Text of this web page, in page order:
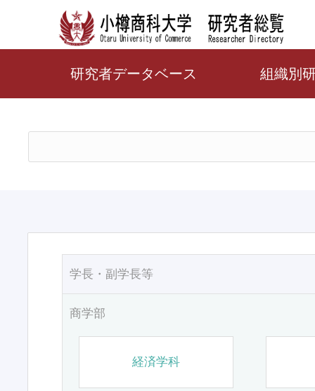
研究者データベース 組織別
学長・副学長等
商学部
経済学科